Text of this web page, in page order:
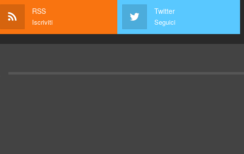
RSS
Iscriviti
Twitter
Seguici